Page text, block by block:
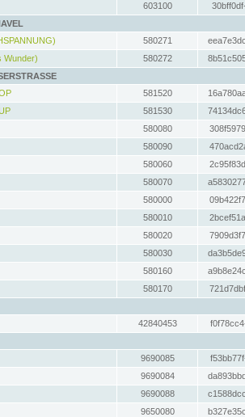
603100
580271
Wunder)
580272
581520
581530
580080
580090
580060
580070
580000
580010
580020
580030
580160
580170
42840453
9690085
9690084
9690088
9650080